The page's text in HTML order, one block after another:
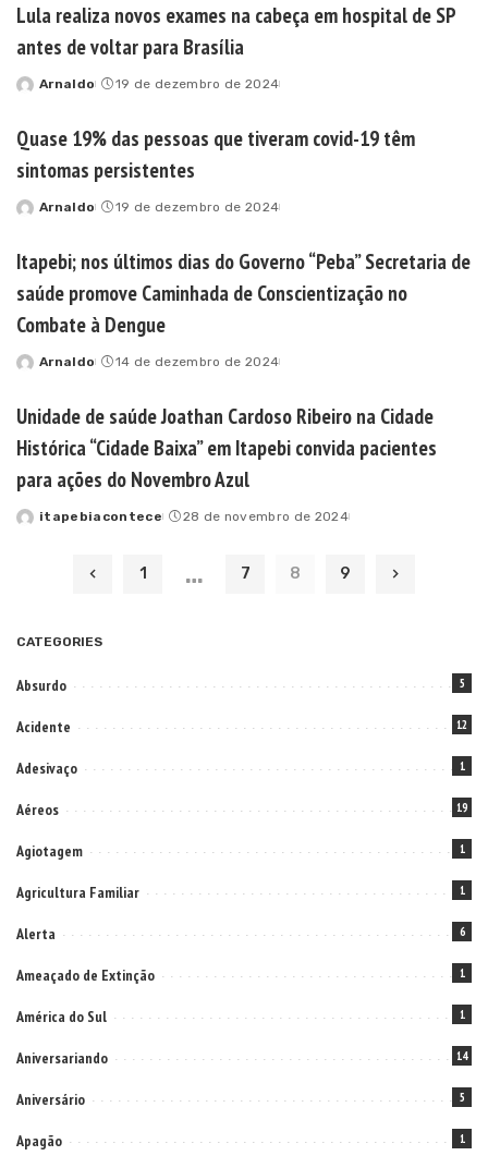
Lula realiza novos exames na cabeça em hospital de SP
antes de voltar para Brasília
Posted
Arnaldo 19 de dezembro de 2024
Quase 19% das pessoas que tiveram covid-19 têm
sintomas persistentes
Posted
Arnaldo 19 de dezembro de 2024
Itapebi; nos últimos dias do Governo “Peba” Secretaria de
saúde promove Caminhada de Conscientização no
Combate à Dengue
Posted
Arnaldo 14 de dezembro de 2024
Unidade de saúde Joathan Cardoso Ribeiro na Cidade
Histórica “Cidade Baixa” em Itapebi convida pacientes
para ações do Novembro Azul
Posted
itapebiacontece 28 de novembro de 2024
1 … 7 8 9
CATEGORIES
Absurdo 5
Acidente 12
Adesivaço 1
Aéreos 19
Agiotagem 1
Agricultura Familiar 1
Alerta 6
Ameaçado de Extinção 1
América do Sul 1
Aniversariando 14
Aniversário 5
Apagão 1